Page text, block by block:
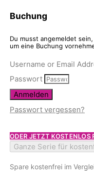
Buchung
Du musst angemeldet sein,
um eine Buchung
Username or Email
Passwort
Anmelden
Passwort vergessen?
ODER JETZT KOSTENLOS
Ganze Serie für
Spare kostenfrei im